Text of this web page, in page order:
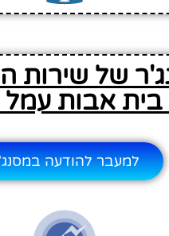
של שירות
אבות עמל
למעבר להודעה